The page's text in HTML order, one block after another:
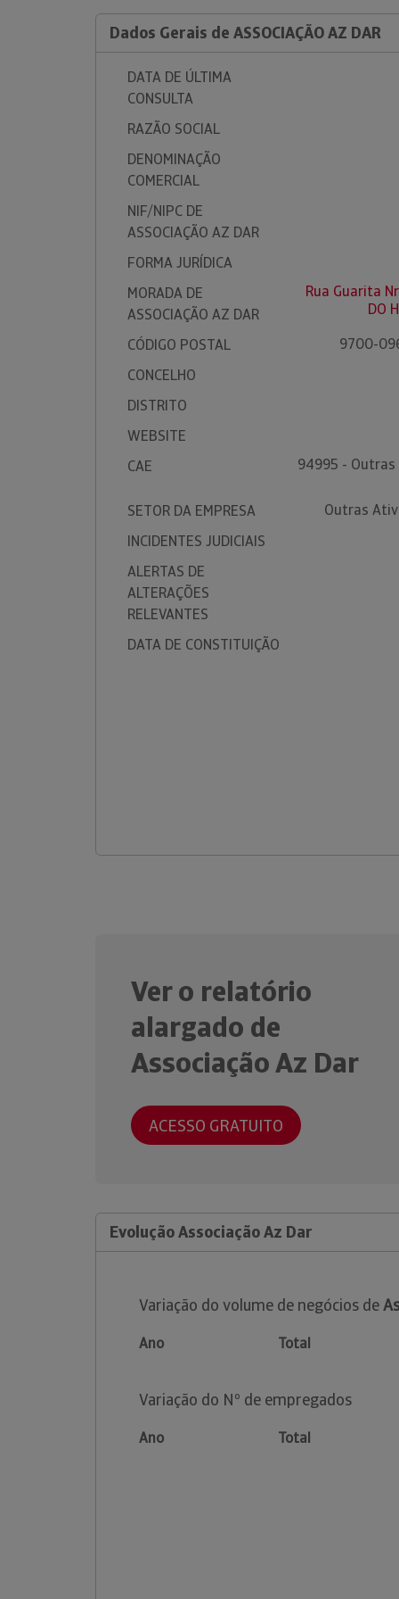
Dados Gerais de ASSOCIAÇÃO AZ DAR
DATA DE ÚLTIMA
CONSULTA
RAZÃO SOCIAL
DENOMINAÇÃO
COMERCIAL
NIF/NIPC DE
ASSOCIAÇÃO AZ DAR
FORMA JURÍDICA
MORADA DE
ASSOCIAÇÃO AZ DAR
Rua Guarita
DO
CÓDIGO POSTAL
9700-
CONCELHO
DISTRITO
WEBSITE
CAE
94995 -
SETOR DA EMPRESA
Outras
INCIDENTES JUDICIAIS
ALERTAS DE
ALTERAÇÕES
RELEVANTES
DATA DE CONSTITUIÇÃO
Ver o relatório
alargado de
Associação Az Dar
ACESSO GRATUITO
Evolução Associação Az Dar
Variação do volume de negócios de
Ano Total
Variação do Nº de empregados
Ano Total